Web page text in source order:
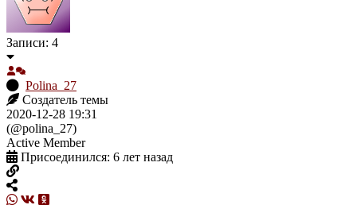
Записи: 4
Polina_27
Создатель темы
2020-12-28 19:31
(@polina_27)
Active Member
Присоединился: 6 лет назад